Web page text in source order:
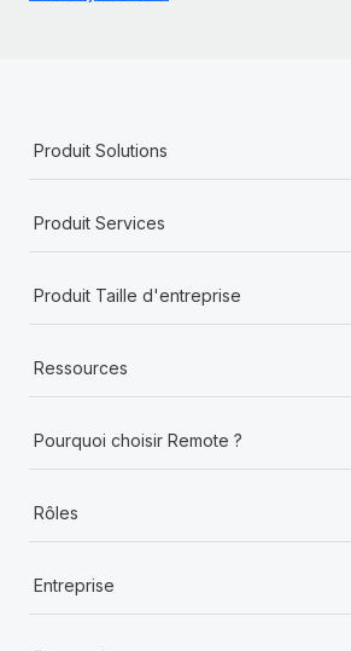
Produit Solutions
Produit Services
Produit Taille d'entreprise
Ressources
Pourquoi choisir Remote ?
Rôles
Entreprise